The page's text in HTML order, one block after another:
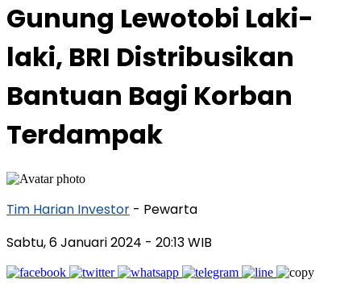
Gunung Lewotobi Laki-
laki, BRI Distribusikan
Bantuan Bagi Korban
Terdampak
Tim Harian Investor - Pewarta
Sabtu, 6 Januari 2024 - 20:13 WIB